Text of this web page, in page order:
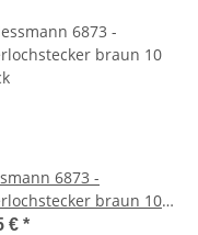
6873 -
braun 10
€ *